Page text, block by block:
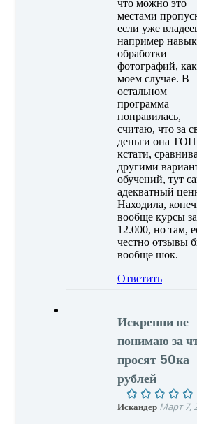
что можно это
местами
если уже
например
обработки
фотографий,
моем случае. В
остальном
программа
понравилась,
считаю, что за
деньги она
кстати,
другими
обучений, тут
адекватный
Находила,
вообще курсы за
12.000, но там,
честно отзывы
вообще шок.
Ответить
Искренни не
понимаю за
просят 50ка
рублей
Искандер Март 7,